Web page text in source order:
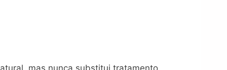
mas nunca substitui tratamento